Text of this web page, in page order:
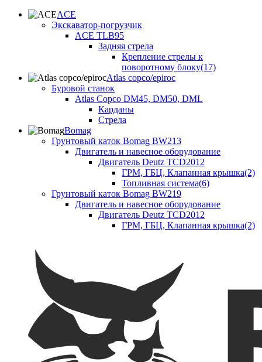
ACE
Экскаватор-погрузчик
ACE TLB95
Задняя стрела
Крепление стрелы к
поворотному блоку(17)
Atlas copco/epiroc
Буровой станок
Atlas Copco DM45, DM50, DML
Карданы
Стрела
Bomag
Грунтовый каток Bomag BW213
Двигатель и навесное оборудование
Двигатель Deutz TCD2012
ГРМ, ГБЦ, Клапанная крышка(2)
Топливная система(6)
Грунтовый каток Bomag BW219
Двигатель и навесное оборудование
Двигатель Deutz TCD2012
ГРМ, ГБЦ, Клапанная крышка(2)